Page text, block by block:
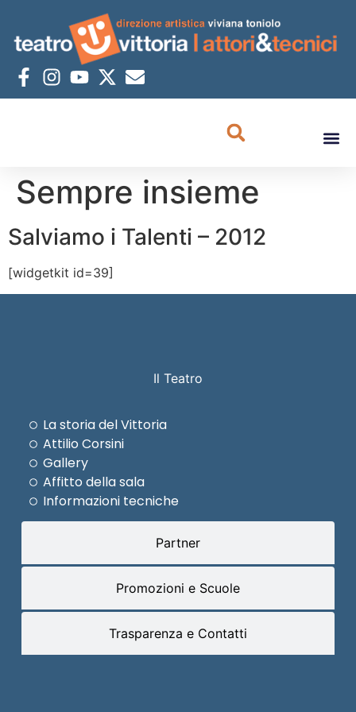
Sempre insieme
Salviamo i Talenti – 2012
[widgetkit id=39]
Il Teatro
Partner
Promozioni e Scuole
Trasparenza e Contatti
La storia del Vittoria
Attilio Corsini
Gallery
Affitto della sala
Informazioni tecniche